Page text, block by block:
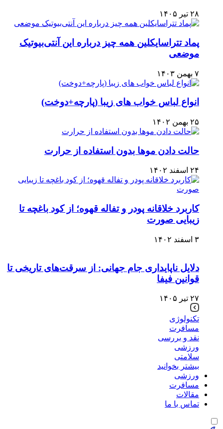
۲۸ تیر ۱۴۰۵
پماد تتراسایکلین همه چیز درباره این آنتی‌بیوتیک
موضعی
۷ بهمن ۱۴۰۳
انواع لباس خواب های زیبا (پارچه+دوخت)
۲۵ بهمن ۱۴۰۲
حالت دادن موها بدون استفاده از حرارت
۲۴ اسفند ۱۴۰۲
کاربرد خلاقانه پودر و تفاله قهوه؛ از کود باغچه تا
زیبایی صورت
۳ اسفند ۱۴۰۲
دلایل ناپایداری جام جهانی: از سرقت‌های تاریخی تا
قوانین فیفا
۲۷ تیر ۱۴۰۵
تکنولوژی
مسافرت
نقد و بررسی
ورزشی
سلامتی
بیشتر بخوانید
ورزشی
مسافرت
مقالات
تماس با ما